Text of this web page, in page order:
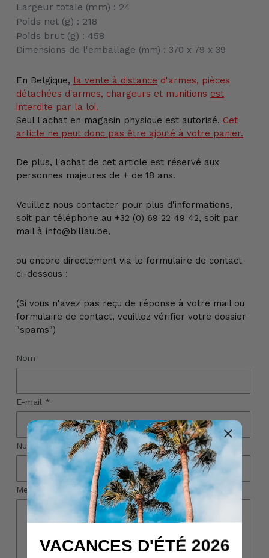
Largeur totale (mm) : 24
Poids net (g) : 218
Poids brut (g) : 458
Dimensions de l'emballage (mm) : 370 x 79 x 39
En Belgique, la vente à distance d'armes, pièces
détachées d'armes, chargeurs et munitions est
interdite par la loi.
Seul l'achat en magasin physique est autorisé. Cet
article ne peut donc pas être ajouté à votre panier.
De plus, l'achat de cet article est réservé aux
personnes majeures de + de 18 ans.
Veuillez nous contacter pour plus d'informations,
soit par téléphone au +32 (0) 69 22 49 42, soit par
mail à info@billau.be,
ou encore directement via le formulaire de contact
ci-dessous :
(Si vous n'avez pas reçu de réponse à votre mail ou
formulaire de contact, veuillez vérifier votre dossier
"spams")
Nom
E-mail *
Numéro de téléphone
Message
VACANCES D'ÉTÉ 2026